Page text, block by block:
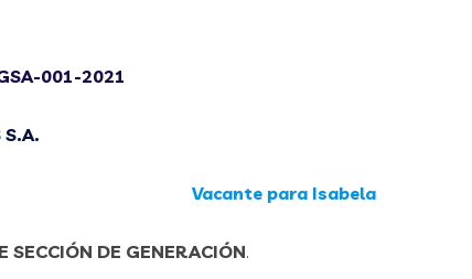
001-2021
S.A.
Vacante para Isabela
SECCIÓN DE GENERACIÓN.